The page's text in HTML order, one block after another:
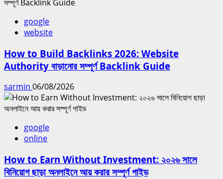
google
website
How to Build Backlinks 2026: Website
Authority বাড়ানোর সম্পূর্ণ Backlink Guide
sarmin 06/08/2026
google
online
How to Earn Without Investment: ২০২৬ সালে
বিনিয়োগ ছাড়া অনলাইনে আয় করার সম্পূর্ণ গাইড